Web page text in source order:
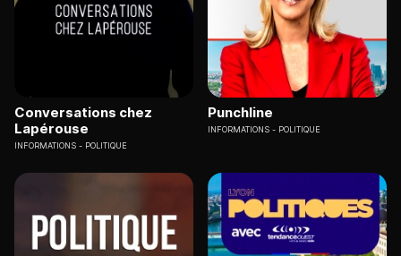
Conversations chez
Lapérouse
INFORMATIONS POLITIQUE
Punchline
INFORMATIONS POLITIQUE